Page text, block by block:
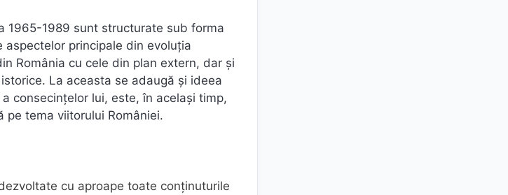
1965-1989 sunt structurate sub forma
principale din evoluţia
România cu cele din plan extern, dar şi
La aceasta se adaugă şi ideea
consecinţelor lui, este, în acelaşi timp,
tema viitorului României.
cu aproape toate conţinuturile